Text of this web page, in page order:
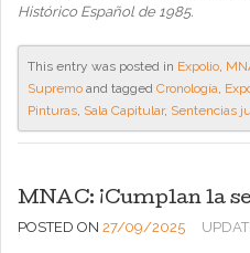
Histórico Español de 1985.
This entry was posted in Expolio,
Supremo and tagged Cronología,
Pinturas, Sala Capitular, Sentencias
MNAC: ¡Cumplan la
POSTED ON 27/09/2025